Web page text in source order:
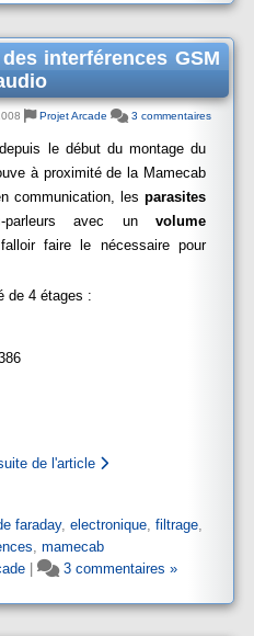
interférences GSM
Projet Arcade 3 commentaires
le début du montage du
à proximité de la Mamecab
communication, les parasites
parleurs avec un volume
faire le nécessaire pour
de 4 étages :
de l'article
faraday, electronique, filtrage,
, mamecab
| 3 commentaires »